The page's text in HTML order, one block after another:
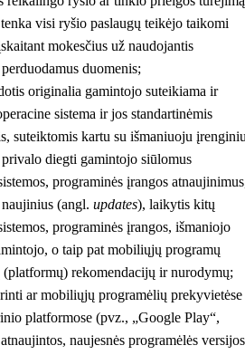
visi ryšio paslaugų teikėjo taikomi
mokesčius už naudojantis
duomenis;
originalia gamintojo suteikiama ir
sistema ir jos standartinėmis
suteiktomis kartu su išmaniuoju
diegti gamintojo siūlomus
programinės įrangos
(angl. updates), laikytis kitų
programinės įrangos, išmaniojo
o taip pat mobiliųjų programų
rekomendacijų ir nurodymų;
ar mobiliųjų programėlių prekyvietėse
platformose (pvz., „Google Play“,
naujesnės programėlės